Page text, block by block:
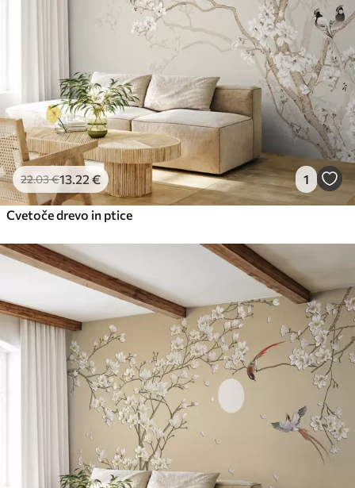
Premium vinil
Peel and Stick
81.6749.00€/m²
22.03€13 .22 € 1
Cvetoče drevo in ptice